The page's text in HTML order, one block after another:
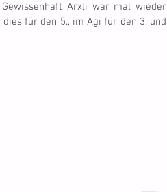
Arxli war mal wieder
für den 5., im Agi für den 3. und